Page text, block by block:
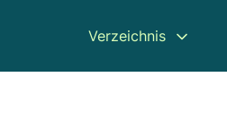
Verzeichnis